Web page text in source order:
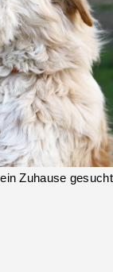
Zuhause gesucht